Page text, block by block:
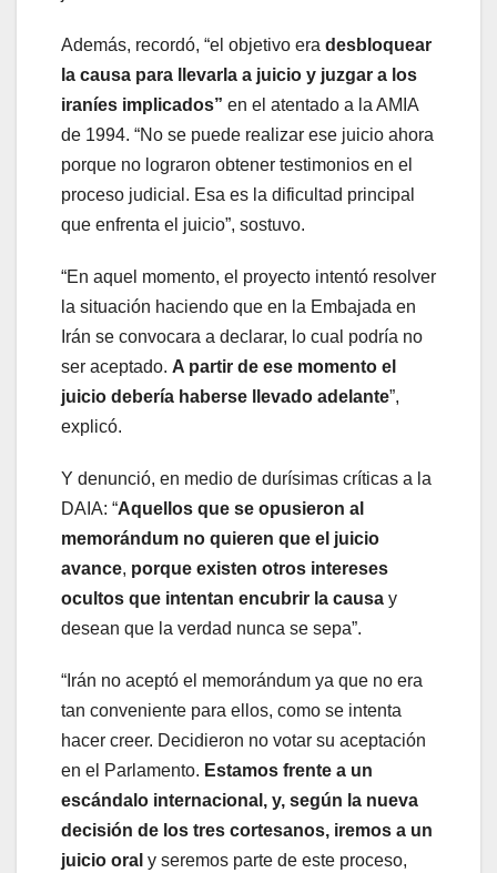
Además, recordó, “el objetivo era desbloquear
la causa para llevarla a juicio y juzgar a los
iraníes implicados” en el atentado a la AMIA
de 1994. “No se puede realizar ese juicio ahora
porque no lograron obtener testimonios en el
proceso judicial. Esa es la dificultad principal
que enfrenta el juicio”, sostuvo.
“En aquel momento, el proyecto intentó resolver
la situación haciendo que en la Embajada en
Irán se convocara a declarar, lo cual podría no
ser aceptado. A partir de ese momento el
juicio debería haberse llevado adelante”,
explicó.
Y denunció, en medio de durísimas críticas a la
DAIA: “Aquellos que se opusieron al
memorándum no quieren que el juicio
avance, porque existen otros intereses
ocultos que intentan encubrir la causa y
desean que la verdad nunca se sepa”.
“Irán no aceptó el memorándum ya que no era
tan conveniente para ellos, como se intenta
hacer creer. Decidieron no votar su aceptación
en el Parlamento. Estamos frente a un
escándalo internacional, y, según la nueva
decisión de los tres cortesanos, iremos a un
juicio oral y seremos parte de este proceso,